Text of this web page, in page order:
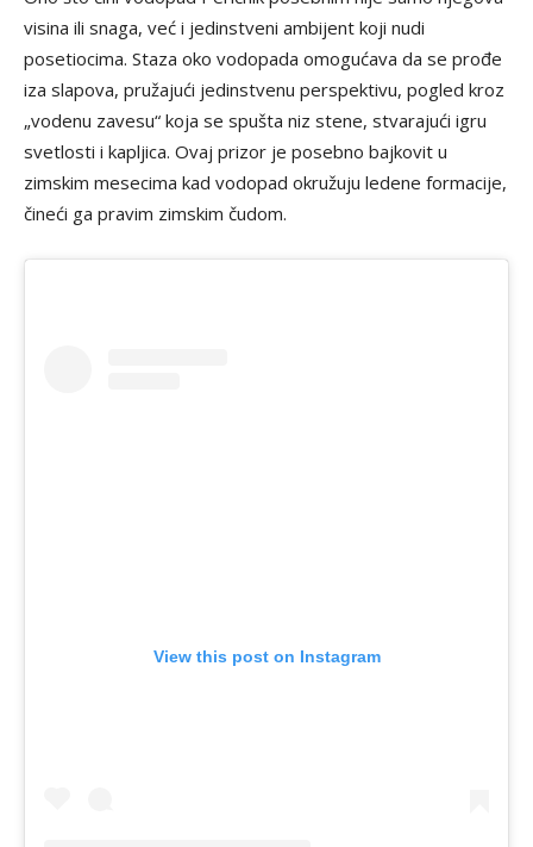
visina ili snaga, već i jedinstveni ambijent koji nudi
posetiocima. Staza oko vodopada omogućava da se prođe
iza slapova, pružajući jedinstvenu perspektivu, pogled kroz
„vodenu zavesu“ koja se spušta niz stene, stvarajući igru
svetlosti i kapljica. Ovaj prizor je posebno bajkovit u
zimskim mesecima kad vodopad okružuju ledene formacije,
čineći ga pravim zimskim čudom.
View this post on Instagram